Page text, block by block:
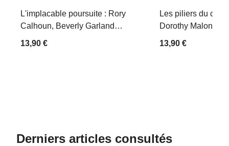
L'implacable poursuite : Rory
Calhoun, Beverly Garland…
13,90 €
Les piliers du ciel
Dorothy Malone…
13,90 €
Derniers articles consultés